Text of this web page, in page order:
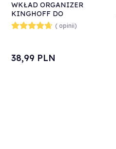
WKŁAD ORGANIZER
KINGHOFF DO
SZUFLADY NA SZTUĆCE
KH-1222
( opinii)
38,99 PLN